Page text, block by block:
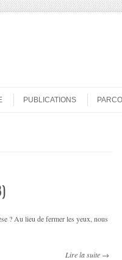
PUBLICATIONS
? Au lieu de fermer les yeux, nous
Lire la suite →